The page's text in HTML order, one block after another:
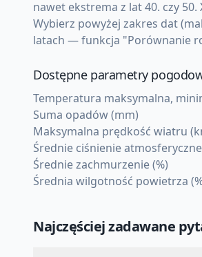
nawet ekstrema z lat 40. czy 50.
Wybierz powyżej zakres dat
latach — funkcja "Porównanie
Dostępne parametry
Temperatura maksymalna,
Suma opadów (mm)
Maksymalna prędkość wiatru
Średnie ciśnienie
Średnie zachmurzenie (%)
Średnia wilgotność powietrza
Najczęściej zadawane